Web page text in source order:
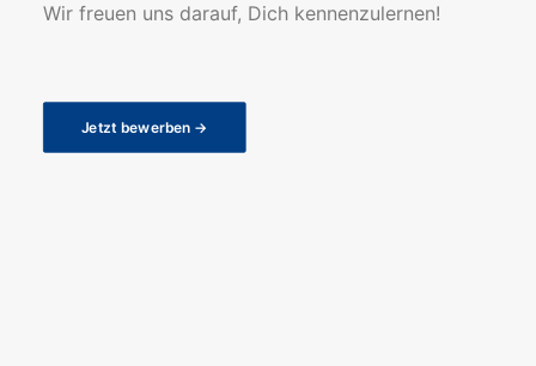
Wir freuen uns darauf, Dich kennenzulernen!
Jetzt bewerben →